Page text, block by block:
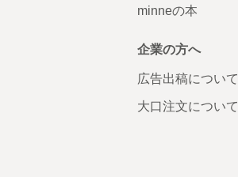
minneの本
企業の方へ
広告出稿について
大口注文について